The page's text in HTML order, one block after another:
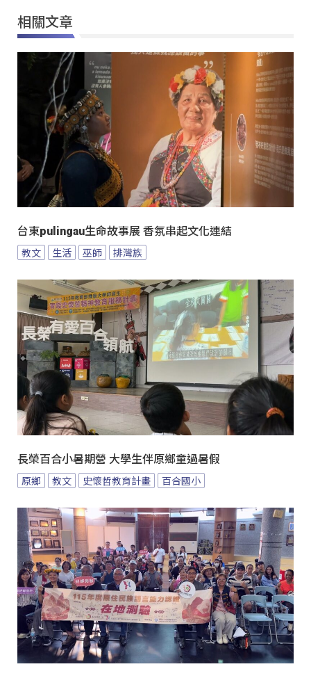
相關文章
台東pulingau生命故事展 香氛串起文化連結
教文 生活 巫師 排灣族
長榮百合小暑期營 大學生伴原鄉童過暑假
原鄉 教文 史懷哲教育計畫 百合國小